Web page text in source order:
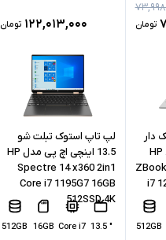
تومان ۱۲۲,۰۱۳,۰۰۰ تومان
دار
16 اینچی اچ پی مدل HP
i7
512GB
لپ تاپ استوک تبلت شو
13.5 اینچی اچ پی مدل HP
Spectre 14 x360 2in1
Core i7 1195G7 16GB
512SSD 4K
" 13.5
Core i7
16GB
512GB